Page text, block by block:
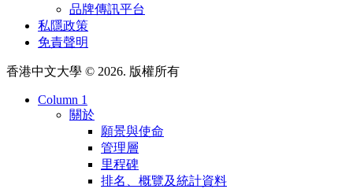
品牌傳訊平台
私隱政策
免責聲明
香港中文大學 © 2026. 版權所有
Column 1
關於
願景與使命
管理層
里程碑
排名、概覽及統計資料